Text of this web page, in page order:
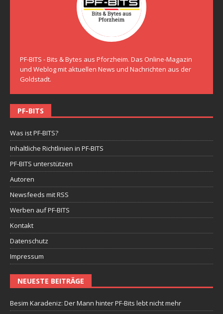
PF-BITS - Bits & Bytes aus Pforzheim. Das Online-Magazin
und Weblog mit aktuellen News und Nachrichten aus der
Goldstadt.
PF-BITS
Was ist PF-BITS?
Inhaltliche Richtlinien in PF-BITS
PF-BITS unterstützen
Autoren
Newsfeeds mit RSS
Werben auf PF-BITS
Kontakt
Datenschutz
Impressum
NEUESTE BEITRÄGE
Besim Karadeniz: Der Mann hinter PF-Bits lebt nicht mehr